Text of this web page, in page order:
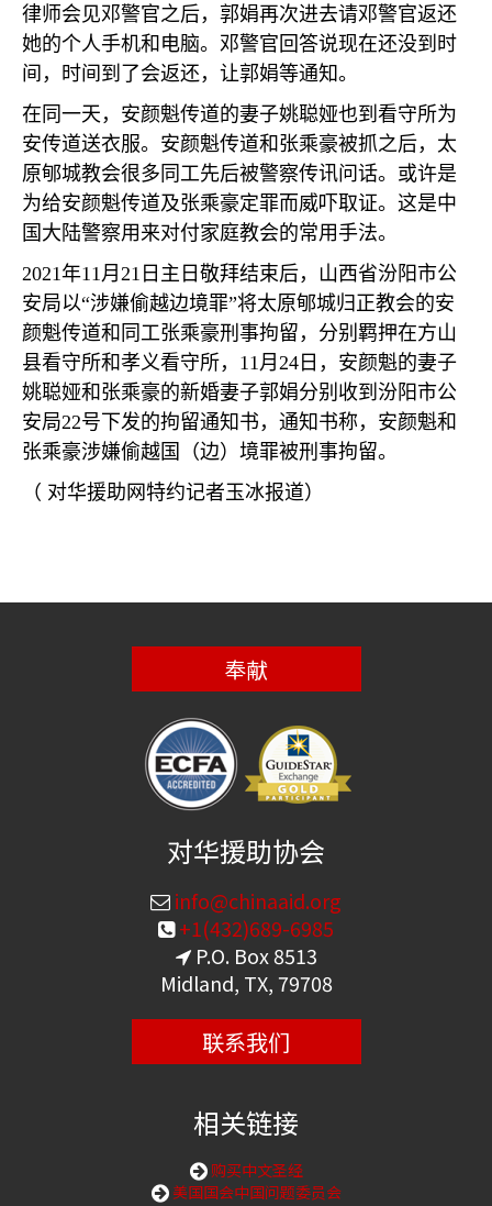
律师会见邓警官之后，郭娟再次进去请邓警官返还
她的个人手机和电脑。邓警官回答说现在还没到时
间，时间到了会返还，让郭娟等通知。
在同一天，安颜魁传道的妻子姚聪娅也到看守所为
安传道送衣服。安颜魁传道和张乘豪被抓之后，太
原郇城教会很多同工先后被警察传讯问话。或许是
为给安颜魁传道及张乘豪定罪而威吓取证。这是中
国大陆警察用来对付家庭教会的常用手法。
2021年11月 21 日主日敬拜结束后，山西省汾阳市公
安局以“涉嫌偷越边境罪”将太原郇城归正教会的安
颜魁传道和同工张乘豪刑事拘留，分别羁押在方山
县看守所和孝义看守所， 11月 24 日，安颜魁的妻子
姚聪娅和张乘豪的新婚妻子郭娟分别收到汾阳市公
安局22号下发的拘留通知书，通知书称，安颜魁和
张乘豪涉嫌偷越国（边）境罪被刑事拘留。
（ 对华援助网特约记者玉冰报道）
奉献
对华援助协会
info@chinaaid.org
+1(432)689-6985
P.O. Box 8513
Midland, TX, 79708
联系我们
相关链接
购买中文圣经
美国国会中国问题委员会